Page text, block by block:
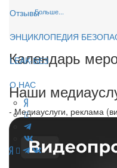
Отзывы
ЭНЦИКЛОПЕДИЯ
LEAK-БЕЗ
О НАС
Больше...
Календарь
Наши
- Медиауслуги, реклама